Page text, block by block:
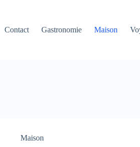
Contact Gastronomie Maison
Maison